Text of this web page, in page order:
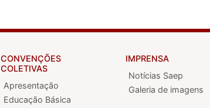
CONVENÇÕES
COLETIVAS
Apresentação
Educação Básica
IMPRENSA
Notícias Saep
Galeria de imagens